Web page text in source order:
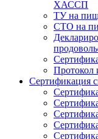
ХАССП
ТУ на
СТО на
Протокол
Сертификация